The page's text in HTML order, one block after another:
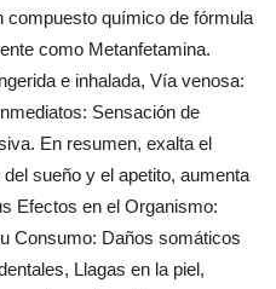
químico de fórmula
como Metanfetamina.
e inhalada, Vía venosa:
Sensación de
En resumen, exalta el
sueño y el apetito, aumenta
Efectos en el Organismo:
Consumo: Daños somáticos
Llagas en la piel,